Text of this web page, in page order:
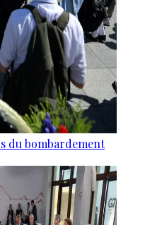
du bombardement